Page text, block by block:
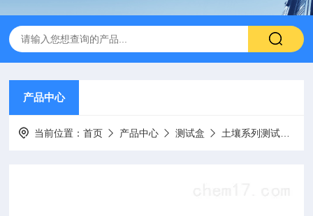
产品中心
当前位置：首页 产品中心 测试盒 土壤系列测试盒